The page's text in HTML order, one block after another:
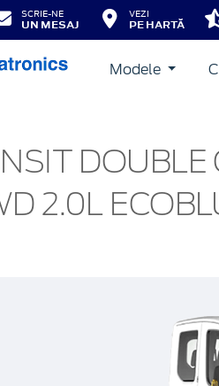
SCRIE-NE
UN MESAJ
VEZI
PE HARTĂ
Modele
2.0L